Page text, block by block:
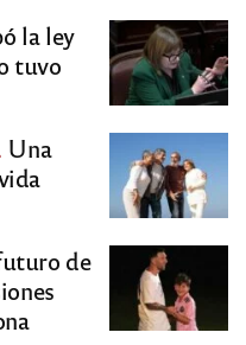
la ley
tuvo
Una
de